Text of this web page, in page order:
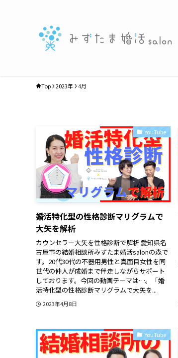
Top 2023年 4月
YouTube
婚活特化型の性格診断マリグラムで
大矢を解析
カウンセラー大矢を性格診断で解析 愛知県名
古屋市の結婚相談所みずたま婚活salonの森で
す。20代30代の不器用男性と真面目女性を同
世代の仲人が成婚まで伴走しながらサポート
しております。今回の動画テーマは…。「婚
活特化型の性格診断マリグラムで大矢を...
2023年4月8日
YouTube